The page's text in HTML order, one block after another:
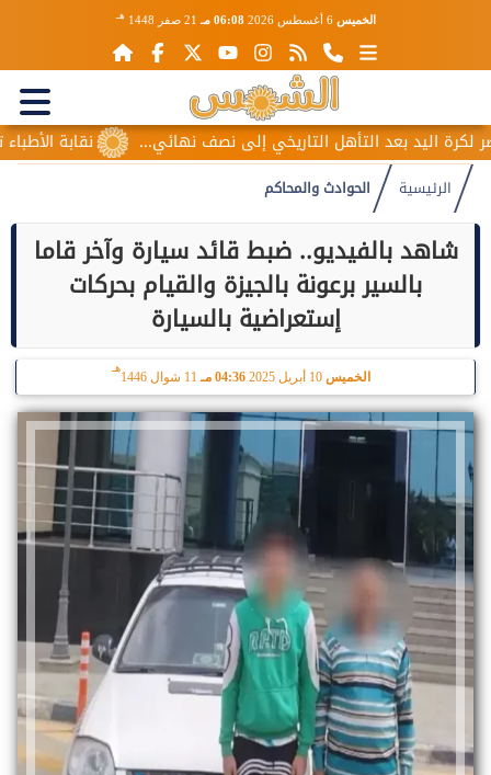
الخميس 6 أغسطس 2026 06:08 مـ 21 صفر 1448 هـ
نقابة الأطباء بعد التأهل التاريخي إلى نصف نهائي...
الرئيسية الحوادث والمحاكم
شاهد بالفيديو.. ضبط قائد سيارة وآخر قاما
بالسير برعونة بالجيزة والقيام بحركات
إستعراضية بالسيارة
الخميس 04:36 مـ 11 شوال 1446
هـ